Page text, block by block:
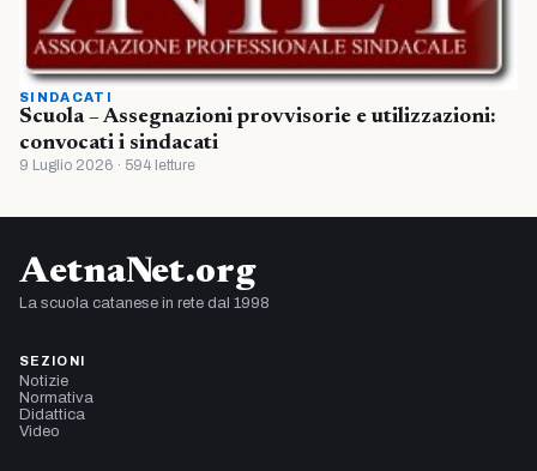
SINDACATI
Scuola – Assegnazioni provvisorie e utilizzazioni:
convocati i sindacati
9 Luglio 2026 · 594 letture
AetnaNet.org
La scuola catanese in rete dal 1998
SEZIONI
Notizie
Normativa
Didattica
Video